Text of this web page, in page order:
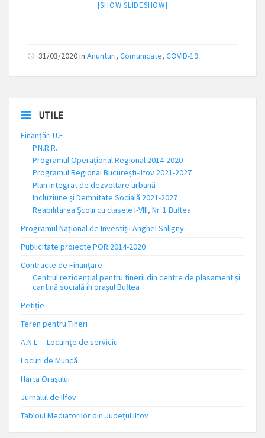
[SHOW SLIDESHOW]
31/03/2020in Anunturi, Comunicate, COVID-19
UTILE
Finanțări U.E.
P.N.R.R.
Programul Operațional Regional 2014-2020
Programul Regional București-Ilfov 2021-2027
Plan integrat de dezvoltare urbană
Incluziune și Demnitate Socială 2021-2027
Reabilitarea Școlii cu clasele I-VIII, Nr. 1 Buftea
Programul Național de Investiții Anghel Saligny
Publicitate proiecte POR 2014-2020
Contracte de Finanțare
Centrul rezidențial pentru tinerii din centre de plasament și
cantină socială în orașul Buftea
Petiție
Teren pentru Tineri
A.N.L. – Locuinţe de serviciu
Locuri de Muncă
Harta Orașului
Jurnalul de Ilfov
Tabloul Mediatorilor din Județul Ilfov